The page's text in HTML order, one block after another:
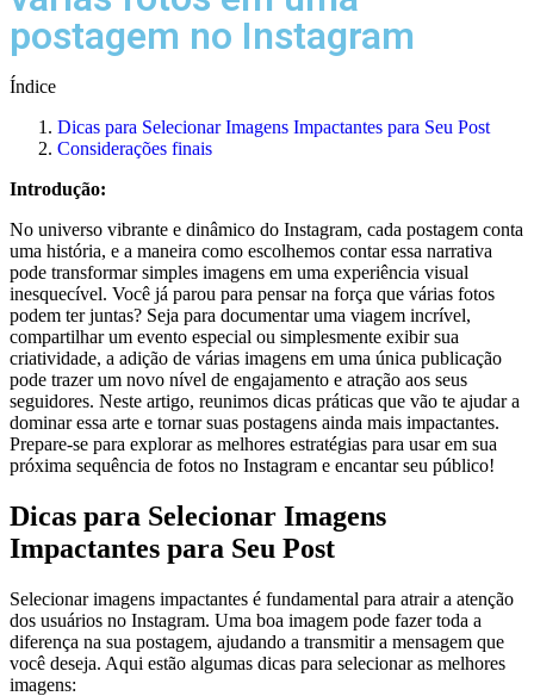
postagem no Instagram
Índice
Dicas para Selecionar Imagens Impactantes para Seu‌ Post
Considerações finais
Introdução:
No universo vibrante ⁣e dinâmico do Instagram,‍ cada postagem conta⁣
uma história, e a‍ maneira como escolhemos contar essa narrativa
pode ⁣transformar‍ simples imagens ⁤em ⁣uma​ experiência‌ visual
inesquecível.⁤ Você já parou para pensar na força que várias fotos
podem ter ⁤juntas? Seja para documentar uma viagem incrível,
compartilhar um evento especial ou simplesmente exibir sua
criatividade, a adição de várias‍ imagens em ​uma única publicação
pode trazer⁣ um novo nível de ​engajamento e⁣ atração aos seus⁢
seguidores. ‌Neste artigo, reunimos dicas práticas que vão te ajudar a
dominar essa arte e tornar suas postagens ainda ⁢mais impactantes.
Prepare-se ‍para explorar as melhores estratégias para usar em sua
próxima sequência‌ de fotos no Instagram⁣ e encantar seu público!
Dicas para Selecionar Imagens
Impactantes para Seu‌ Post
Selecionar imagens impactantes é fundamental‌ para atrair‌ a atenção⁤
dos usuários no Instagram. Uma boa imagem pode fazer toda ‌a
diferença na sua postagem, ajudando a transmitir a ​mensagem que
você deseja. ‌Aqui ‍estão algumas dicas para selecionar ‍as‌ melhores
imagens: